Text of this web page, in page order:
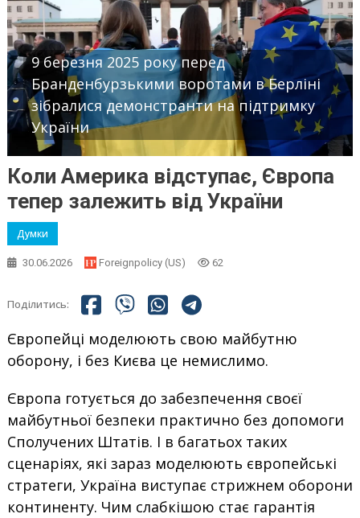
9 березня 2025 року перед
Бранденбурзькими воротами в Берліні
зібралися демонстранти на підтримку
України
Коли Америка відступає, Європа
тепер залежить від України
Думки
30.06.2026 Foreignpolicy (US) 62
Поділитись:
Європейці моделюють свою майбутню
оборону, і без Києва це немислимо.
Європа готується до забезпечення своєї
майбутньої безпеки практично без допомоги
Сполучених Штатів. І в багатьох таких
сценаріях, які зараз моделюють європейські
стратеги, Україна виступає стрижнем оборони
континенту. Чим слабкішою стає гарантія